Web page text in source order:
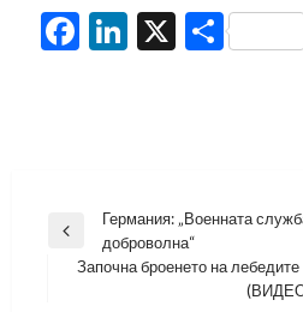
Facebook
LinkedIn
X
Навигация
Previous
Post
Германия: „Военната
доброволна“
Започна броенето на